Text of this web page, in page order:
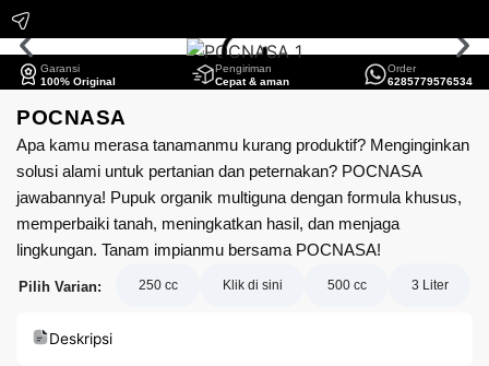
Garansi
100% Original
Pengiriman
Cepat & aman
Order
6285779576534
POCNASA
Apa kamu merasa tanamanmu kurang produktif? Menginginkan
solusi alami untuk pertanian dan peternakan? POCNASA
jawabannya! Pupuk organik multiguna dengan formula khusus,
memperbaiki tanah, meningkatkan hasil, dan menjaga
lingkungan. Tanam impianmu bersama POCNASA!
Pilih Varian: 250 cc Klik di sini 500 cc 3 Liter
Deskripsi